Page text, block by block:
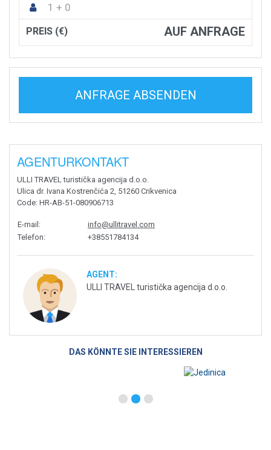
1 + 0
PREIS (€) AUF ANFRAGE
ANFRAGE ABSENDEN
AGENTURKONTAKT
ULLI TRAVEL turistička agencija d.o.o.
Ulica dr. Ivana Kostrenčića 2, 51260 Crikvenica
Code: HR-AB-51-080906713
E-mail:
info@ullitravel.com
Telefon: +38551784134
AGENT:
ULLI TRAVEL turistička agencija d.o.o.
DAS KÖNNTE SIE INTERESSIEREN